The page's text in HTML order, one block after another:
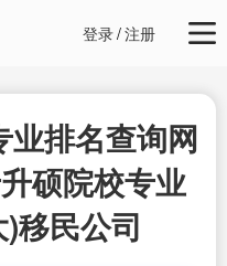
登录/注册
业排名查询网
硕院校专业
移民公司